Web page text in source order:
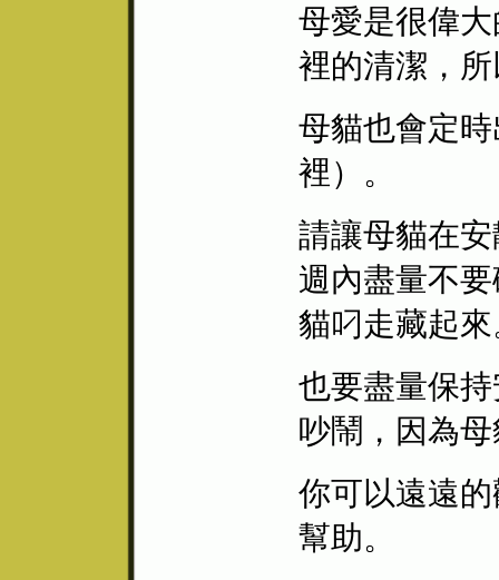
母愛是很偉
裡的清潔，
母貓也會定
裡）。
請讓母貓在
週內盡量不
貓叼走藏起來
也要盡量保
吵鬧，因為
你可以遠遠
幫助。